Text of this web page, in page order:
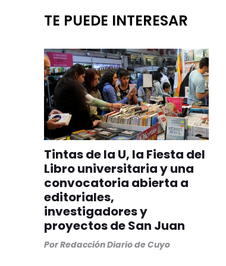
TE PUEDE INTERESAR
Tintas de la U, la Fiesta del
Libro universitaria y una
convocatoria abierta a
editoriales,
investigadores y
proyectos de San Juan
PorRedacción Diario de Cuyo